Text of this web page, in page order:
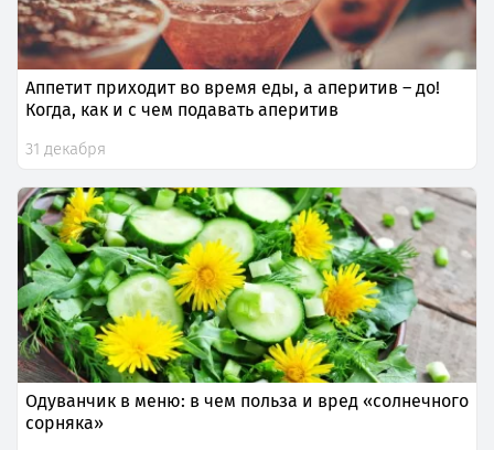
Аппетит приходит во время еды, а аперитив – до!
Когда, как и с чем подавать аперитив
31 декабря
Одуванчик в меню: в чем польза и вред «солнечного
сорняка»